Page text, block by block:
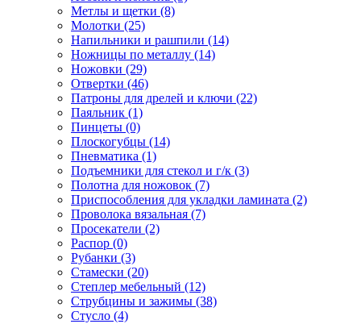
Метлы и щетки (8)
Молотки (25)
Напильники и рашпили (14)
Ножницы по металлу (14)
Ножовки (29)
Отвертки (46)
Патроны для дрелей и ключи (22)
Паяльник (1)
Пинцеты (0)
Плоскогубцы (14)
Пневматика (1)
Подъемники для стекол и г/к (3)
Полотна для ножовок (7)
Приспособления для укладки ламината (2)
Проволока вязальная (7)
Просекатели (2)
Распор (0)
Рубанки (3)
Стамески (20)
Степлер мебельный (12)
Струбцины и зажимы (38)
Стусло (4)